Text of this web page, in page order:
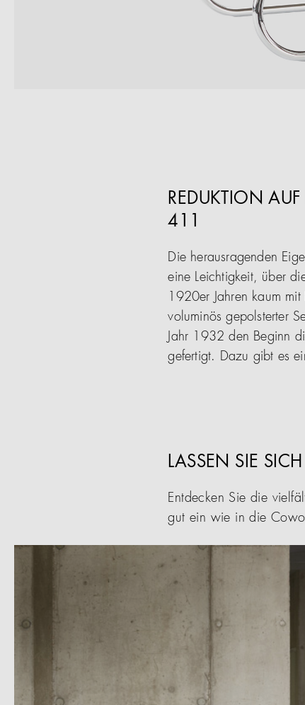
REDUKTION AUF
411
Die herausragenden
eine Leichtigkeit, über
1920er Jahren kaum
voluminös gepolsterter
Jahr 1932 den Beginn
gefertigt. Dazu gibt es
LASSEN SIE
Entdecken Sie die
gut ein wie in die